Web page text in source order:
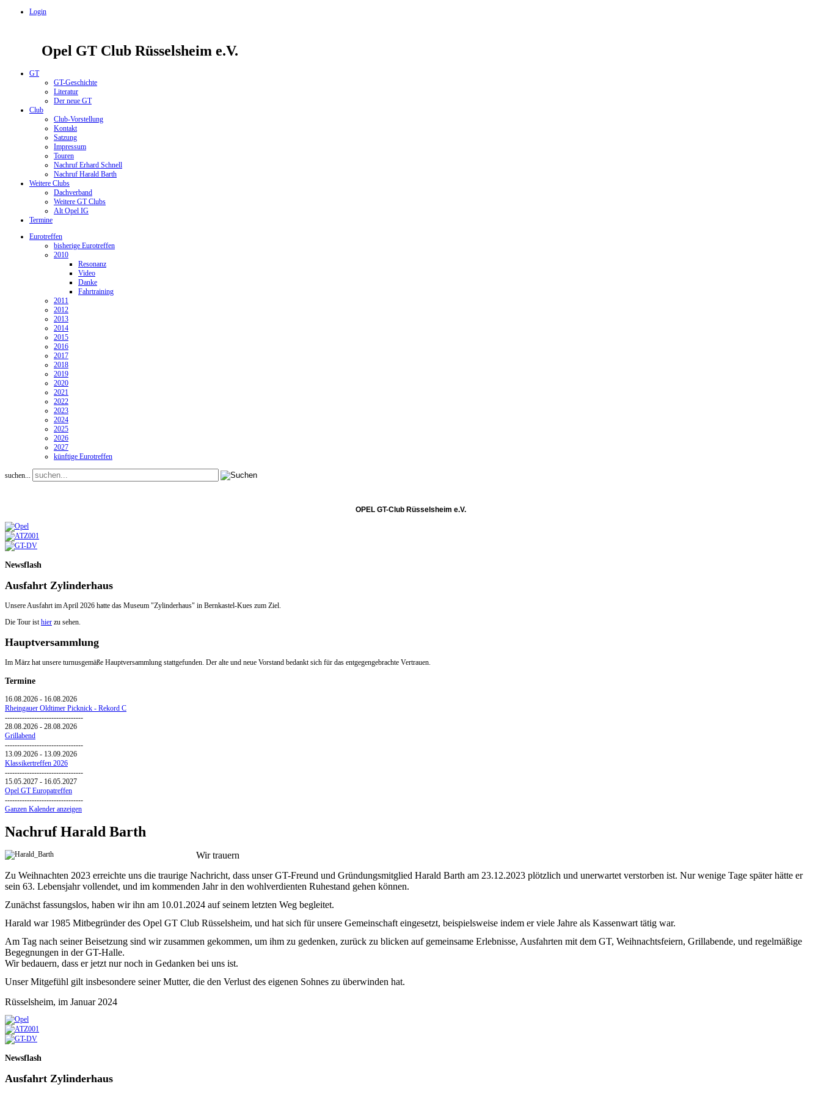
Login
Opel GT Club Rüsselsheim e.V.
GT
GT-Geschichte
Literatur
Der neue GT
Club
Club-Vorstellung
Kontakt
Satzung
Impressum
Touren
Nachruf Erhard Schnell
Nachruf Harald Barth
Weitere Clubs
Dachverband
Weitere GT Clubs
Alt Opel IG
Termine
Eurotreffen
bisherige Eurotreffen
2010
Resonanz
Video
Danke
Fahrtraining
2011
2012
2013
2014
2015
2016
2017
2018
2019
2020
2021
2022
2023
2024
2025
2026
2027
künftige Eurotreffen
suchen...
OPEL GT-Club Rüsselsheim e.V.
Newsflash
Ausfahrt Zylinderhaus
Unsere Ausfahrt im April 2026 hatte das Museum "Zylinderhaus" in Bernkastel-Kues zum Ziel.
Die Tour isthier zu sehen.
Hauptversammlung
Im März hat unsere turnusgemäße Hauptversammlung stattgefunden. Der alte und neue Vorstand bedankt sich für das entgegengebrachte Vertrauen.
Termine
16.08.2026 - 16.08.2026
Rheingauer Oldtimer Picknick - Rekord C
--------------------------------
28.08.2026 - 28.08.2026
Grillabend
--------------------------------
13.09.2026 - 13.09.2026
Klassikertreffen 2026
--------------------------------
15.05.2027 - 16.05.2027
Opel GT Europatreffen
--------------------------------
Ganzen Kalender anzeigen
Nachruf Harald Barth
Wir trauern
Zu Weihnachten 2023 erreichte uns die traurige Nachricht, dass unser GT-Freund und Gründungsmitglied Harald Barth am 23.12.2023 plötzlich und unerwartet verstorben ist. Nur wenige Tage später hätte er
sein 63. Lebensjahr vollendet, und im kommenden Jahr in den wohlverdienten Ruhestand gehen können.
Zunächst fassungslos, haben wir ihn am 10.01.2024 auf seinem letzten Weg begleitet.
Harald war 1985 Mitbegründer des Opel GT Club Rüsselsheim, und hat sich für unsere Gemeinschaft eingesetzt, beispielsweise indem er viele Jahre als Kassenwart tätig war.
Am Tag nach seiner Beisetzung sind wir zusammen gekommen, um ihm zu gedenken, zurück zu blicken auf gemeinsame Erlebnisse, Ausfahrten mit dem GT, Weihnachtsfeiern, Grillabende, und regelmäßige
Begegnungen in der GT-Halle.
Wir bedauern, dass er jetzt nur noch in Gedanken bei uns ist.
Unser Mitgefühl gilt insbesondere seiner Mutter, die den Verlust des eigenen Sohnes zu überwinden hat.
Rüsselsheim, im Januar 2024
Newsflash
Ausfahrt Zylinderhaus